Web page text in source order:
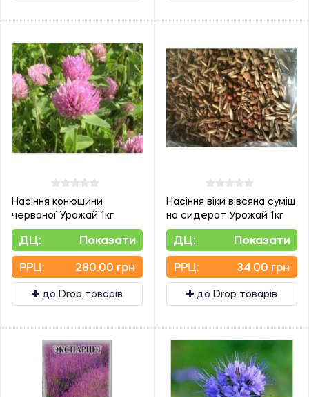
Насіння конюшини
червоної Урожай 1кг
ДЦ: Показати
PPЦ: 280.00 грн
до Drop товарів
Насіння віки вівсяна суміш
на сидерат Урожай 1кг
ДЦ: Показати
PPЦ: 34.00 грн
до Drop товарів